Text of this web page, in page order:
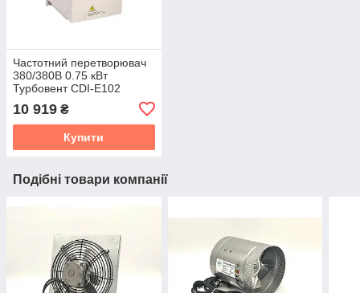
Частотний перетворювач
380/380В 0.75 кВт
Турбовент CDI-E102
10 919 ₴
Купити
Подібні товари компанії